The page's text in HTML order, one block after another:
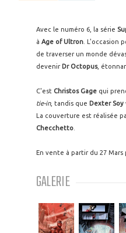
Avec le numéro 6, la série
à Age of Ultron . L'occasion
de traverser un monde
devenirDr Octopus,
C'est Christos Gage qui
tie-in, tandis que Dexter Soy
La couverture est réalisée
Checchetto
En vente à partir du 27 Mars
GALERIE